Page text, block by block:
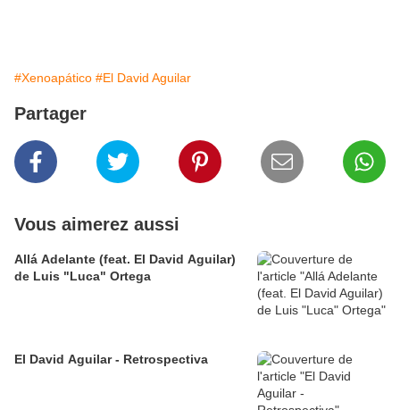
#Xenoapático #El David Aguilar
Partager
Vous aimerez aussi
Allá Adelante (feat. El David Aguilar)
de Luis "Luca" Ortega
El David Aguilar - Retrospectiva